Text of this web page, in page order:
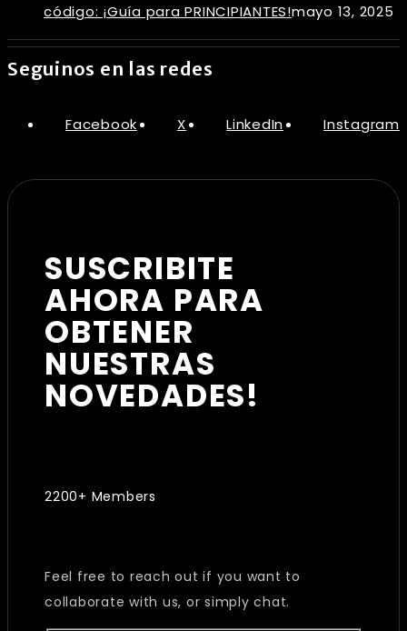
código: ¡Guía para PRINCIPIANTES!mayo 13, 2025
Seguinos en las redes
Facebook X LinkedIn Instagram
SUSCRIBITE
AHORA PARA
OBTENER
NUESTRAS
NOVEDADES!
2200+ Members
Feel free to reach out if you want to
collaborate with us, or simply chat.